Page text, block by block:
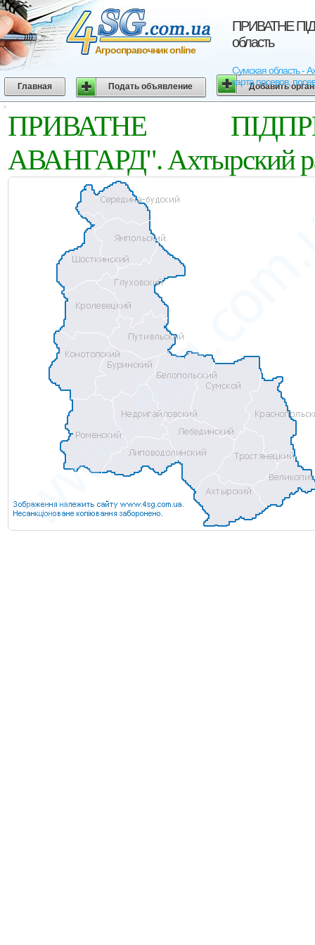
ПРИВАТНЕ
область
Сумская область
карта посевов,
Агросправочник online
Главная Подать объявление Добавить
ПРИВАТНЕ
АВАНГАРД". Ахтырский